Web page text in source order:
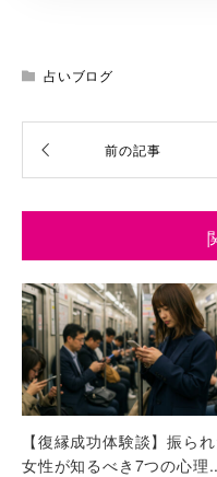
占いブログ
【復縁成功体験談】振ら
女性が知るべき7つの心理